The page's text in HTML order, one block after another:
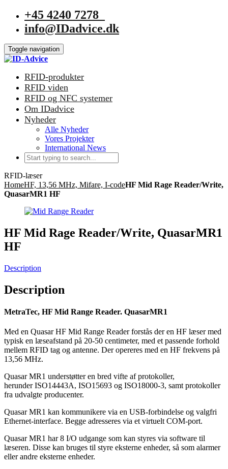
+45 4240 7278
info@IDadvice.dk
Toggle navigation
RFID-produkter
RFID viden
RFID og NFC systemer
Om IDadvice
Nyheder
Alle Nyheder
Vores Projekter
International News
RFID-læser
HomeHF, 13,56 MHz, Mifare, I-codeHF Mid Rage Reader/Write,
QuasarMR1 HF
HF Mid Rage Reader/Write, QuasarMR1
HF
Description
Description
MetraTec, HF Mid Range Reader. QuasarMR1
Med en Quasar HF Mid Range Reader forstås der en HF læser med
typisk en læseafstand på 20-50 centimeter, med et passende forhold
mellem RFID tag og antenne. Der opereres med en HF frekvens på
13,56 MHz.
Quasar MR1 understøtter en bred vifte af protokoller,
herunder ISO14443A, ISO15693 og ISO18000-3, samt protokoller
fra udvalgte producenter.
Quasar MR1 kan kommunikere via en USB-forbindelse og valgfri
Ethernet-interface. Begge adresseres via et virtuelt COM-port.
Quasar MR1 har 8 I/O udgange som kan styres via software til
læseren. Disse kan bruges til styre eksterne enheder, så som alarmer
eller andre eksterne enheder.